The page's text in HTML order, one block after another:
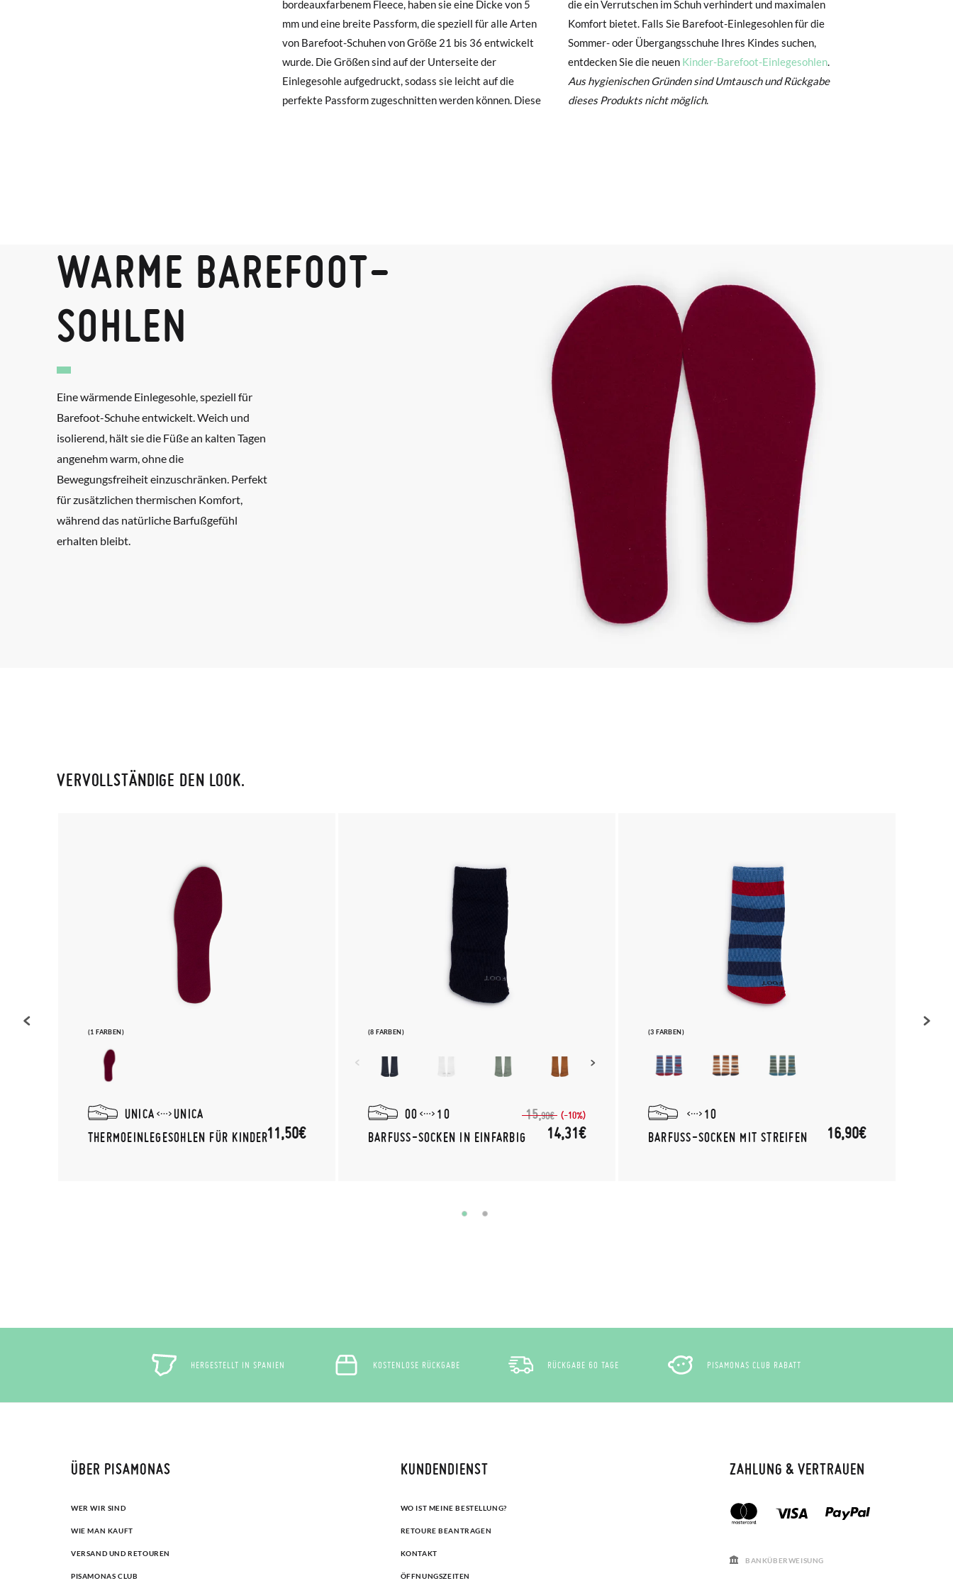
bordeauxfarbenem Fleece, haben sie eine Dicke von 5
mm und eine breite Passform, die speziell für alle Arten
von Barefoot-Schuhen von Größe 21 bis 36 entwickelt
wurde. Die Größen sind auf der Unterseite der
Einlegesohle aufgedruckt, sodass sie leicht auf die
perfekte Passform zugeschnitten werden können. Diese
die ein Verrutschen im Schuh verhindert und maximalen
Komfort bietet. Falls Sie Barefoot-Einlegesohlen für die
Sommer- oder Übergangsschuhe Ihres Kindes suchen,
entdecken Sie die neuen Kinder-Barefoot-Einlegesohlen.
Aus hygienischen Gründen sind Umtausch und Rückgabe
dieses Produkts nicht möglich.
Falls Ihre Schuhe ankommen und nicht ganz Ihren Vorstellungen entsprechen, können Sie ganz einfach eine kostenlose
Rücksendung beantragen.
Wenn Sie ein Kundenkonto haben, loggen Sie sich einfach ein, um den Vorgang zu starten. Wenn Sie als Gast bestellt
haben, besuchen Sie bitte unsere Ruecksendungund geben Sie Ihre Bestellnummer sowie die beim Kauf verwendete E-
Mail-Adresse ein. Ein Rücksendeetikett wird Ihnen dann automatisch an Ihr Postfach gesendet.
WARME BAREFOOT-
SOHLEN
Eine wärmende Einlegesohle, speziell für
Barefoot-Schuhe entwickelt. Weich und
isolierend, hält sie die Füße an kalten Tagen
angenehm warm, ohne die
Bewegungsfreiheit einzuschränken. Perfekt
für zusätzlichen thermischen Komfort,
während das natürliche Barfußgefühl
erhalten bleibt.
VERVOLLSTÄNDIGE DEN LOOK.
(1 FARBEN)
UNICA
UNICA
THERMOEINLEGESOHLEN FÜR KINDER11,50€
(8 FARBEN)
00
10
BARFUSS-SOCKEN IN EINFARBIG
15,90€ (-10%)
14,31€
(3 FARBEN)
10
BARFUSS-SOCKEN MIT STREIFEN
16,90€
HERGESTELLT IN SPANIEN KOSTENLOSE RÜCKGABE RÜCKGABE 60 TAGE PISAMONAS CLUB RABATT
ÜBER PISAMONAS
WER WIR SIND
WIE MAN KAUFT
VERSAND UND RETOUREN
PISAMONAS CLUB
KUNDENDIENST
WO IST MEINE BESTELLUNG?
RETOURE BEANTRAGEN
KONTAKT
ÖFFNUNGSZEITEN
ZAHLUNG & VERTRAUEN
BANKÜBERWEISUNG